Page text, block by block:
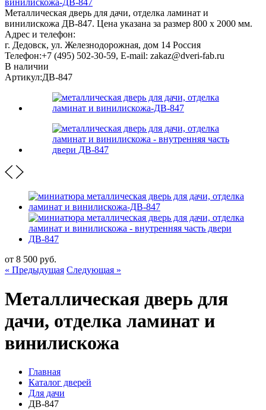
Металлическая дверь для дачи, отделка ламинат и
винилискожа ДВ-847. Цена указана за размер 800 х 2000 мм.
Адрес и телефон:
г. Дедовск, ул. Железнодорожная, дом 14 Россия
Телефон:+7 (495) 502-30-59, E-mail: zakaz@dveri-fab.ru
В наличии
Артикул:ДВ-847
от 8 500 руб.
« Предыдущая Следующая »
Металлическая дверь для
дачи, отделка ламинат и
винилискожа
Главная
Каталог дверей
Для дачи
ДВ-847